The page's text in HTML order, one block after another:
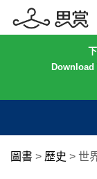
圖書 > 歷史 > 世